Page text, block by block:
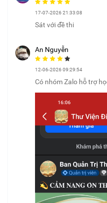
17-07-2026 21:33:08
Sát với đề thi
An Nguyễn
12-06-2026 09:29:54
Có nhóm Zalo hỗ trợ